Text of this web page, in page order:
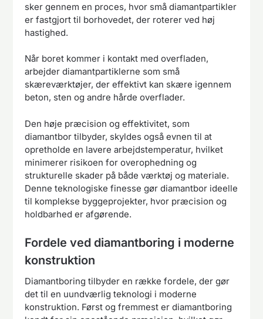
sker gennem en proces, hvor små diamantpartikler
er fastgjort til borhovedet, der roterer ved høj
hastighed.
Når boret kommer i kontakt med overfladen,
arbejder diamantpartiklerne som små
skæreværktøjer, der effektivt kan skære igennem
beton, sten og andre hårde overflader.
Den høje præcision og effektivitet, som
diamantbor tilbyder, skyldes også evnen til at
opretholde en lavere arbejdstemperatur, hvilket
minimerer risikoen for overophedning og
strukturelle skader på både værktøj og materiale.
Denne teknologiske finesse gør diamantbor ideelle
til komplekse byggeprojekter, hvor præcision og
holdbarhed er afgørende.
Fordele ved diamantboring i moderne
konstruktion
Diamantboring tilbyder en række fordele, der gør
det til en uundværlig teknologi i moderne
konstruktion. Først og fremmest er diamantboring